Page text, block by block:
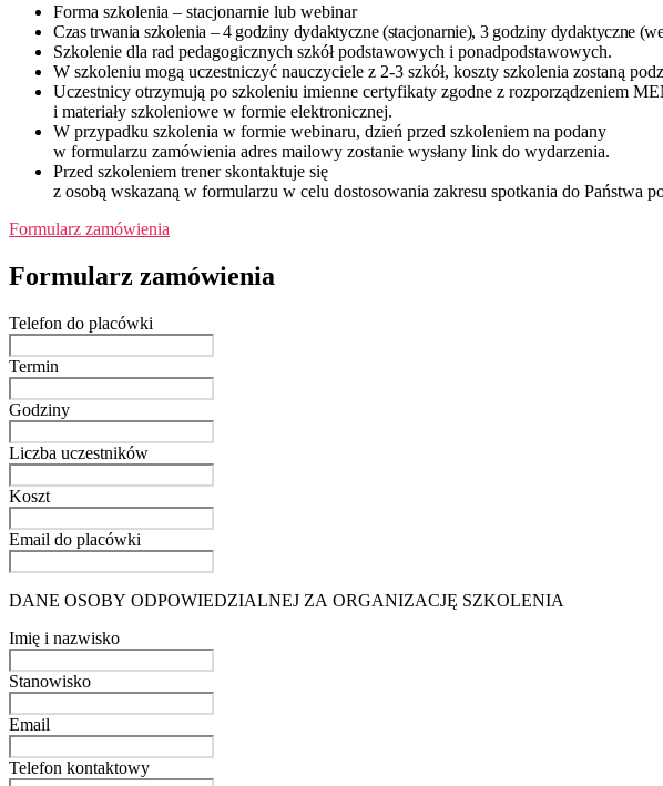
Forma szkolenia – stacjonarnie lub webinar
Czas trwania szkolenia – 4 godziny dydaktyczne (stacjonarnie), 3 godziny dydaktyczne
Szkolenie dla rad pedagogicznych szkół podstawowych i ponadpodstawowych.
W szkoleniu mogą uczestniczyć nauczyciele z 2-3 szkół, koszty szkolenia zostaną
Uczestnicy otrzymują po szkoleniu imienne certyfikaty zgodne z rozporządzeniem
i materiały szkoleniowe w formie elektronicznej.
W przypadku szkolenia w formie webinaru, dzień przed szkoleniem na podany
w formularzu zamówienia adres mailowy zostanie wysłany link do wydarzenia.
Przed szkoleniem trener skontaktuje się
z osobą wskazaną w formularzu w celu dostosowania zakresu spotkania do Państwa
Formularz zamówienia
Formularz zamówienia
Telefon do placówki
Termin
Godziny
Liczba uczestników
Koszt
Email do placówki
DANE OSOBY ODPOWIEDZIALNEJ ZA ORGANIZACJĘ SZKOLENIA
Imię i nazwisko
Stanowisko
Email
Telefon kontaktowy